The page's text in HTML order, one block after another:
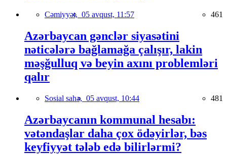
Cəmiyyət, 05 avqust, 11:57 461
Azərbaycan gənclər siyasətini
nəticələrə bağlamağa çalışır, lakin
məşğulluq və beyin axını problemləri
qalır
Sosial sahə, 05 avqust, 10:44 481
Azərbaycanın kommunal hesabı:
vətəndaşlar daha çox ödəyirlər, bəs
keyfiyyət tələb edə bilirlərmi?